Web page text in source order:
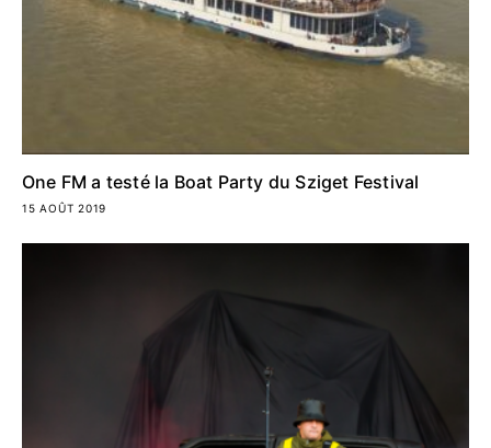
One FM a testé la Boat Party du Sziget Festival
15 AOÛT 2019